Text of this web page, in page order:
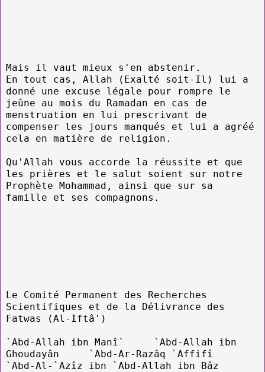
Mais il vaut mieux s'en abstenir.
En tout cas, Allah (Exalté soit-Il) lui a
donné une excuse légale pour rompre le
jeûne au mois du Ramadan en cas de
menstruation en lui prescrivant de
compenser les jours manqués et lui a agréé
cela en matière de religion.
Qu'Allah vous accorde la réussite et que
les prières et le salut soient sur notre
Prophète Mohammad, ainsi que sur sa
famille et ses compagnons.
Le Comité Permanent des Recherches
Scientifiques et de la Délivrance des
Fatwas (Al-Iftâ')
`Abd-Allah ibn Manî` `Abd-Allah ibn
Ghoudayân `Abd-Ar-Razâq `Affifî
`Abd-Al-`Azîz ibn `Abd-Allah ibn Bâz